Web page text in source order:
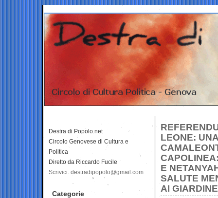
LEONE:
E
SALUTE
AI
Destra di Popolo.net
Circolo Genovese di Cultura e
Politica
Diretto da Riccardo Fucile
Scrivici: destradipopolo@gmail.com
Categorie